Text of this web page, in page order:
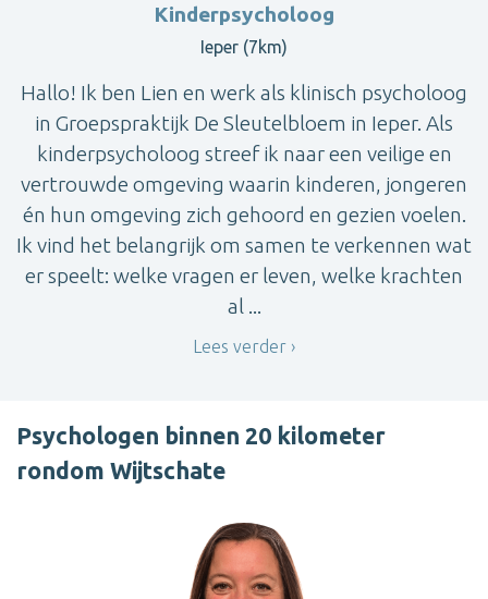
Kinderpsycholoog
Ieper (7km)
Hallo! Ik ben Lien en werk als klinisch psycholoog
in Groepspraktijk De Sleutelbloem in Ieper. Als
kinderpsycholoog streef ik naar een veilige en
vertrouwde omgeving waarin kinderen, jongeren
én hun omgeving zich gehoord en gezien voelen.
Ik vind het belangrijk om samen te verkennen wat
er speelt: welke vragen er leven, welke krachten
al ...
Lees verder
Psychologen binnen 20 kilometer
rondom Wijtschate